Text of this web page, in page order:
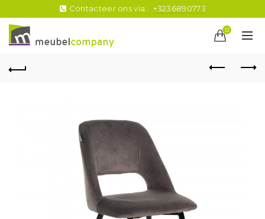
Contacteer ons via: +3236890773
0